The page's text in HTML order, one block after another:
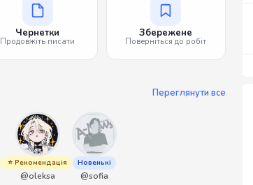
Чернетки
Продовжіть писати
Збережене
Поверніться до робіт
Переглянути все
⭐ Рекомендація
@oleksa
Новенькі
@sofia